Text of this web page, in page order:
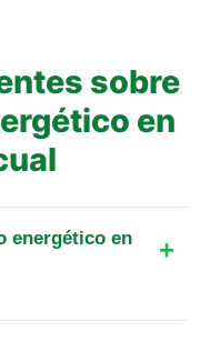
sobre
en
energético en